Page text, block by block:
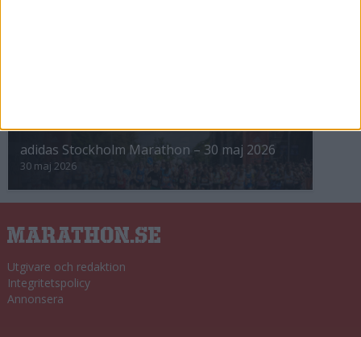
adidas Stockholm Marathon – 30 maj 2026
30 maj 2026
Utgivare och redaktion
Integritetspolicy
Annonsera